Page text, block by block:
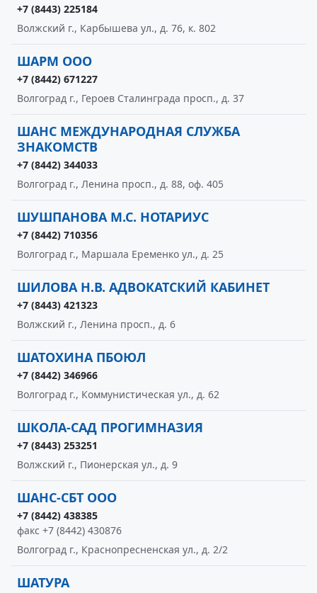
+7 (8443) 225184
Волжский г., Карбышева ул., д. 76, к. 802
ШАРМ ООО
+7 (8442) 671227
Волгоград г., Героев Сталинграда просп., д. 37
ШАНС МЕЖДУНАРОДНАЯ СЛУЖБА
ЗНАКОМСТВ
+7 (8442) 344033
Волгоград г., Ленина просп., д. 88, оф. 405
ШУШПАНОВА М.С. НОТАРИУС
+7 (8442) 710356
Волгоград г., Маршала Еременко ул., д. 25
ШИЛОВА Н.В. АДВОКАТСКИЙ КАБИНЕТ
+7 (8443) 421323
Волжский г., Ленина просп., д. 6
ШАТОХИНА ПБОЮЛ
+7 (8442) 346966
Волгоград г., Коммунистическая ул., д. 62
ШКОЛА-САД ПРОГИМНАЗИЯ
+7 (8443) 253251
Волжский г., Пионерская ул., д. 9
ШАНС-СБТ ООО
+7 (8442) 438385
факс +7 (8442) 430876
Волгоград г., Краснопресненская ул., д. 2/2
ШАТУРА